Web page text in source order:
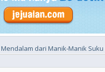
dari Manik-Manik